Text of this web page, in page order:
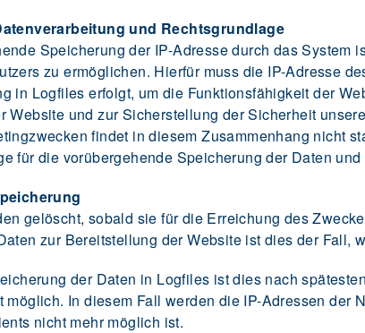
und Rechtsgrundlage
Speicherung der IP-Adresse durch das System
zu ermöglichen. Hierfür muss die IP-Adresse
in Logfiles erfolgt, um die Funktionsfähigkeit der
Website und zur Sicherstellung der Sicherheit
findet in diesem Zusammenhang nicht
für die vorübergehende Speicherung der Daten
gelöscht, sobald sie für die Erreichung des
zur Bereitstellung der Website ist dies der Fall,
der Daten in Logfiles ist dies nach
möglich. In diesem Fall werden die IP-Adressen der
nicht mehr möglich ist.